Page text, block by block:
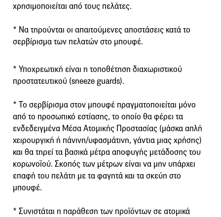
χρησιμοποιείται από τους πελάτες.
* Να τηρούνται οι απαιτούμενες αποστάσεις κατά το
σερβίρισμα των πελατών στο μπουφέ.
* Υποχρεωτική είναι η τοποθέτηση διαχωριστικού
προστατευτικού (sneeze guards).
* Το σερβίρισμα στον μπουφέ πραγματοποιείται μόνο
από το προσωπικό εστίασης, το οποίο θα φέρει τα
ενδεδειγμένα Μέσα Ατομικής Προστασίας (μάσκα απλή
χειρουργική ή πάνινη/υφασμάτινη, γάντια μιας χρήσης)
και θα τηρεί τα βασικά μέτρα αποφυγής μετάδοσης του
κορωνοϊού. Σκοπός των μέτρων είναι να μην υπάρχει
επαφή του πελάτη με τα φαγητά και τα σκεύη στο
μπουφέ.
* Συνιστάται η παράθεση των προϊόντων σε ατομικά